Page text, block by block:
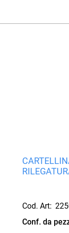
Cod. Art:
Conf. da